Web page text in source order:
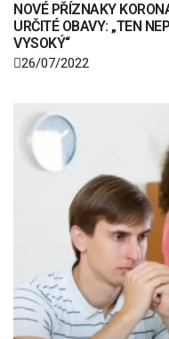
NOVÉ PŘÍZNAKY
URČITÉ OBAVY: „TEN
VYSOKÝ“
26/07/2022